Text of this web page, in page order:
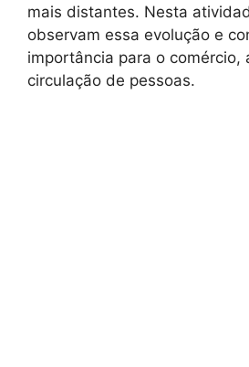
mais distantes. Nesta
observam essa evolução e
importância para o comércio,
circulação de pessoas.